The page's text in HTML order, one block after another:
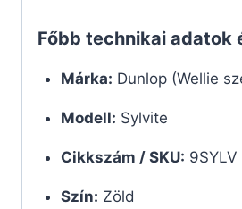
Főbb technikai adatok
Márka: Dunlop (Wellie
Modell: Sylvite
Cikkszám / SKU: 9SYLV
Szín: Zöld